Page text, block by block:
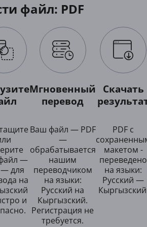
файл: PDF
—
— для
на
и
Мгновенный
перевод
Ваш файл — PDF
—
обрабатывается
нашим
переводчиком
на языки:
Русский на
Кыргызский.
Регистрация не
требуется.
Скачать
PDF с
макетом -
переведено
на языки:
Русский —